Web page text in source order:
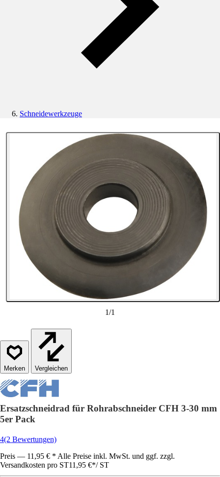
Schneidewerkzeuge
1/1
Vergleichen
Ersatzschneidrad für Rohrabschneider CFH 3-30 mm
5er Pack
4(2 Bewertungen)
Preis — 11,95 € * Alle Preise inkl. MwSt. und ggf. zzgl.
Versandkosten pro ST11,95 €*/ ST